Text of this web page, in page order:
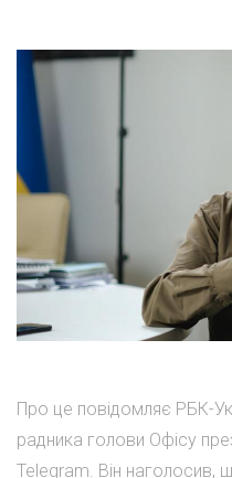
Про це повідомляє РБК-
радника голови Офісу
Telegram. Він наголосив,